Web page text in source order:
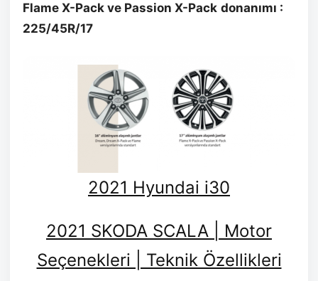
Flame X-Pack ve Passion X-Pack donanımı :
225/45R/17
2021 Hyundai i30
2021 SKODA SCALA | Motor
Seçenekleri | Teknik Özellikleri